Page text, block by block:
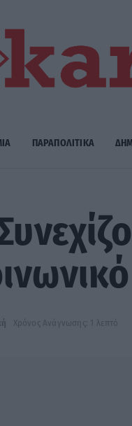
ΠΑΡΑΠΟΛΙΤΙΚΑ
Χρόνος Ανάγνωσης: 1 λεπτό